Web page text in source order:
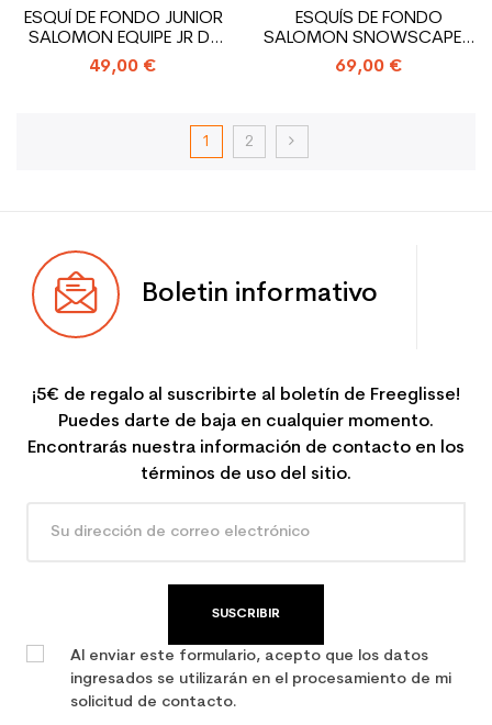
ESQUÍ DE FONDO JUNIOR
SALOMON EQUIPE JR DE
SEGUNDA...
49,00 €
ESQUÍS DE FONDO
SALOMON SNOWSCAPE 9
+ FIJACIONES SNS...
69,00 €
1 2
Boletin informativo
¡5€ de regalo al suscribirte al boletín de Freeglisse!
Puedes darte de baja en cualquier momento.
Encontrarás nuestra información de contacto en los
términos de uso del sitio.
SUSCRIBIR
Al enviar este formulario, acepto que los datos
ingresados se utilizarán en el procesamiento de mi
solicitud de contacto.